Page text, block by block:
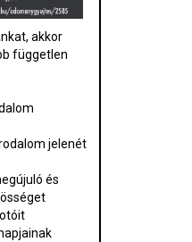
akkor
független
jelenét
és